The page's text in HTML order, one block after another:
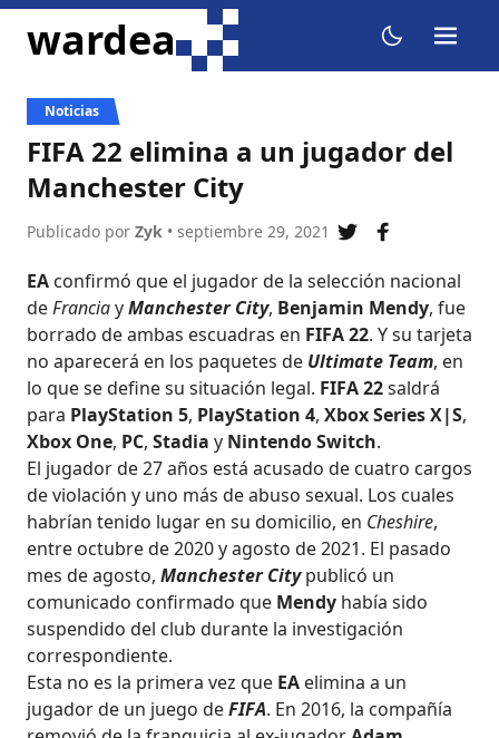
ir al contenido
wardea dark mode
menu
Noticias
FIFA 22 elimina a un jugador del
Manchester City
Publicado por Zyk • septiembre 29, 2021
compartir en
compartir
EA confirmó que el jugador de la selección nacional
deFranciayManchester City, Benjamin Mendy, fue
borrado de ambas escuadras en FIFA 22. Y su tarjeta
no aparecerá en los paquetes de Ultimate Team, en
lo que se define su situación legal. FIFA 22saldrá
para PlayStation 5, PlayStation 4, Xbox Series X|S,
Xbox One, PC, Stadia y Nintendo Switch.
El jugador de 27 años está acusado de cuatro cargos
de violación y uno más de abuso sexual. Los cuales
habrían tenido lugar en su domicilio, en Cheshire,
entre octubre de 2020 y agosto de 2021. El pasado
mes de agosto, Manchester Citypublicó un
comunicado confirmado que Mendy había sido
suspendido del club durante la investigación
correspondiente.
Esta no es la primera vez que EA elimina a un
jugador de un juego deFIFA. En 2016, la compañía